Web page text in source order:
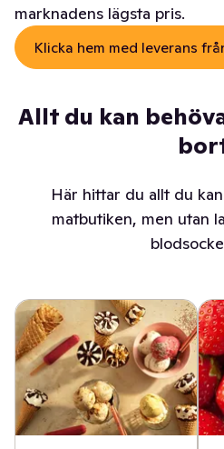
marknadens lägsta pris.
Klicka hem med leverans
Allt du kan
Här hittar du allt du
matbutiken, men utan